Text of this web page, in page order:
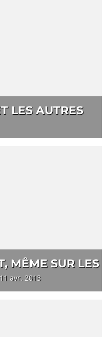
LES AUTRES
MÊME SUR LES
11 avr. 2013